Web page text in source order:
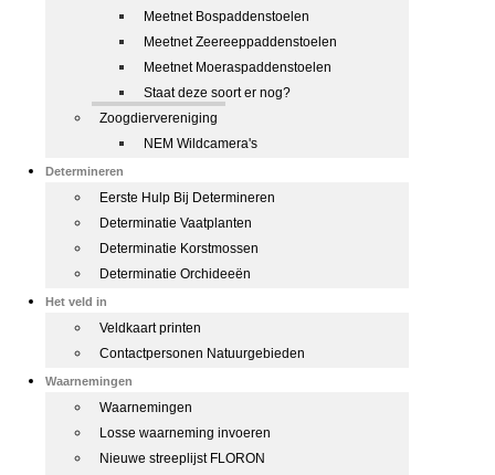
Meetnet Bospaddenstoelen
Meetnet Zeereeppaddenstoelen
Meetnet Moeraspaddenstoelen
Staat deze soort er nog?
Zoogdiervereniging
NEM Wildcamera's
Determineren
Eerste Hulp Bij Determineren
Determinatie Vaatplanten
Determinatie Korstmossen
Determinatie Orchideeën
Het veld in
Veldkaart printen
Contactpersonen Natuurgebieden
Waarnemingen
Waarnemingen
Losse waarneming invoeren
Nieuwe streeplijst FLORON